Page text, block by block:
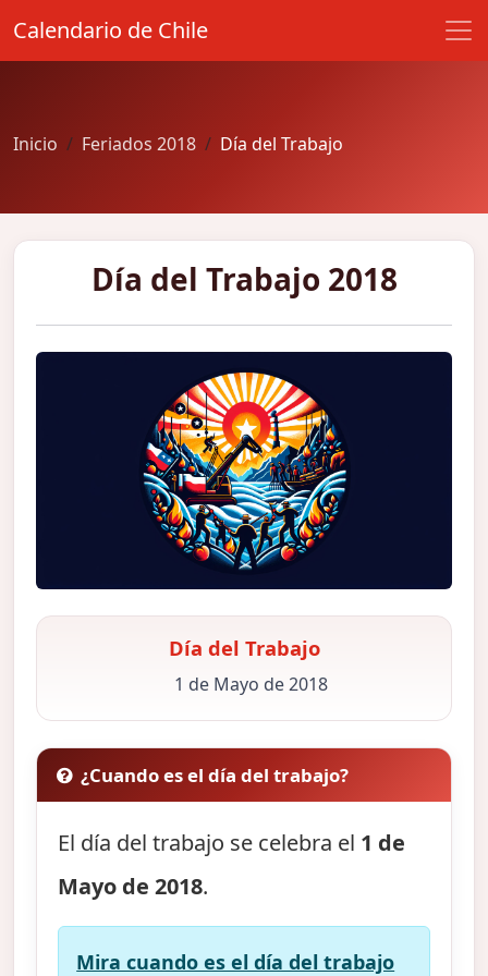
Calendario de Chile
Inicio Feriados 2018 Día del Trabajo
Día del Trabajo 2018
Día del Trabajo
1 de Mayo de 2018
¿Cuando es el día del trabajo?
El día del trabajo se celebra el 1 de
Mayo de 2018.
Mira cuando es el día del trabajo